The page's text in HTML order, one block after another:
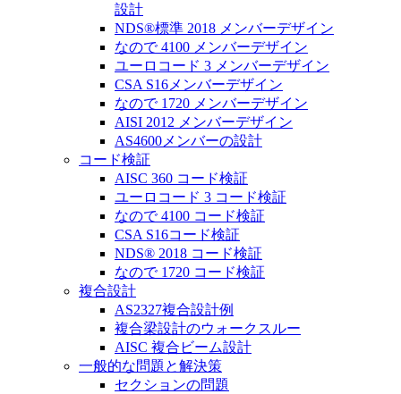
設計
NDS®標準 2018 メンバーデザイン
なので 4100 メンバーデザイン
ユーロコード 3 メンバーデザイン
CSA S16メンバーデザイン
なので 1720 メンバーデザイン
AISI 2012 メンバーデザイン
AS4600メンバーの設計
コード検証
AISC 360 コード検証
ユーロコード 3 コード検証
なので 4100 コード検証
CSA S16コード検証
NDS® 2018 コード検証
なので 1720 コード検証
複合設計
AS2327複合設計例
複合梁設計のウォークスルー
AISC 複合ビーム設計
一般的な問題と解決策
セクションの問題